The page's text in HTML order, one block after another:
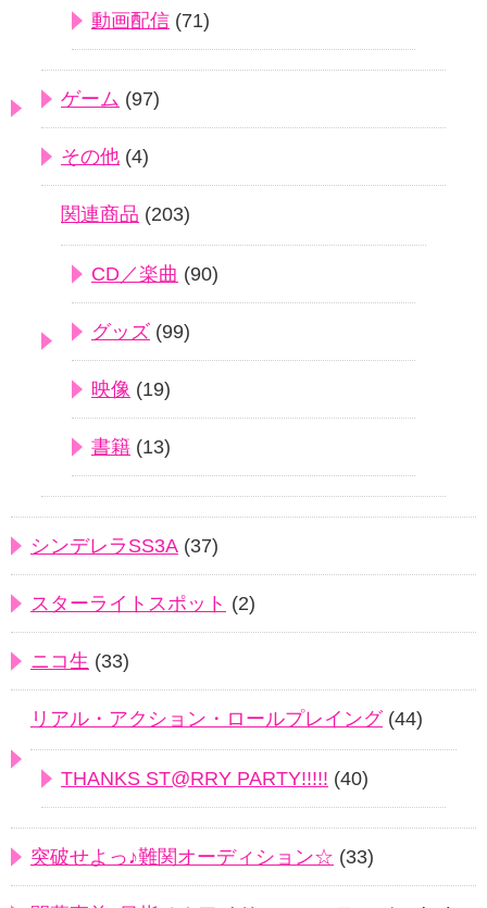
動画配信 (71)
ゲーム (97)
その他 (4)
関連商品 (203)
CD／楽曲 (90)
グッズ (99)
映像 (19)
書籍 (13)
シンデレラSS3A (37)
スターライトスポット (2)
ニコ生 (33)
リアル・アクション・ロールプレイング(44)
THANKS ST@RRY PARTY!!!!! (40)
突破せよっ♪難関オーディション☆ (33)